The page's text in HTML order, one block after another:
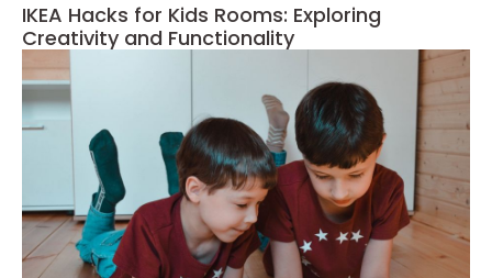
IKEA Hacks for Kids Rooms: Exploring
Creativity and Functionality